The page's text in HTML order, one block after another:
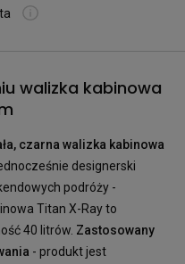
walizka kabinowa
czarna walizka kabinowa
designerski
podróży -
Titan X-Ray to
40 litrów. Zastosowany
- produkt jest